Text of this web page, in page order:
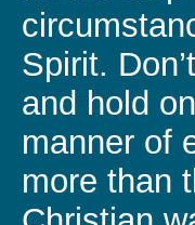
Spirit.
and hold
manner of
more than